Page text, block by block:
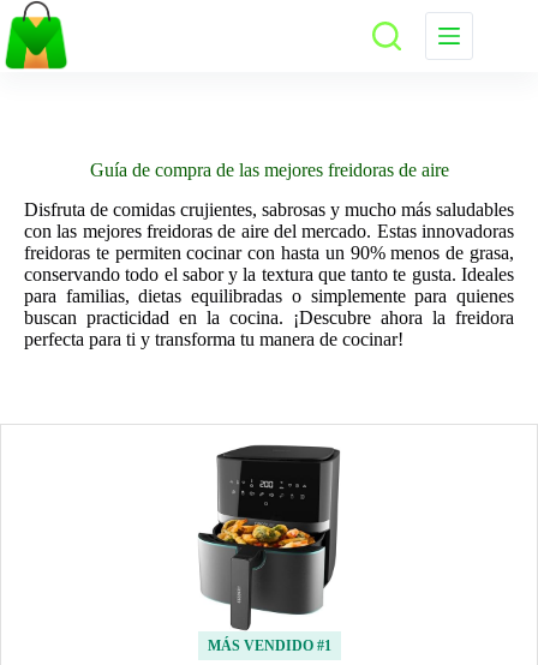
Saltar
al
contenido
Guía de compra de las mejores freidoras de aire
Disfruta de comidas crujientes, sabrosas y mucho más saludables
con las mejores freidoras de aire del mercado. Estas innovadoras
freidoras te permiten cocinar con hasta un 90% menos de grasa,
conservando todo el sabor y la textura que tanto te gusta. Ideales
para familias, dietas equilibradas o simplemente para quienes
buscan practicidad en la cocina. ¡Descubre ahora la freidora
perfecta para ti y transforma tu manera de cocinar!
MÁS VENDIDO #1